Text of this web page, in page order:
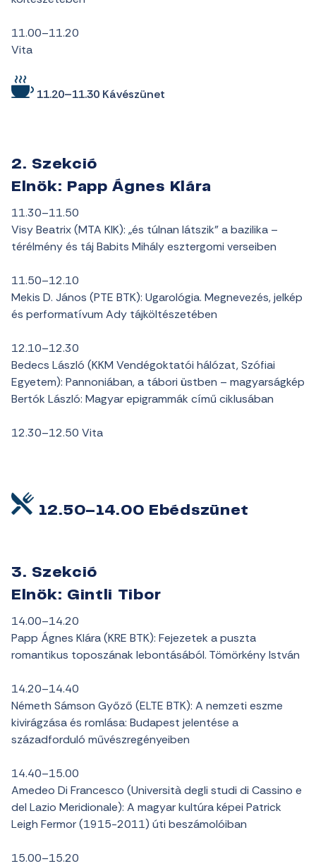
11.00–11.20
Vita
11.20–11.30 Kávészünet
2. Szekció
Elnök: Papp Ágnes Klára
11.30–11.50
Visy Beatrix (MTA KIK): „és túlnan látszik” a bazilika –
térélmény és táj Babits Mihály esztergomi verseiben
11.50–12.10
Mekis D. János (PTE BTK): Ugarológia. Megnevezés, jelkép
és performatívum Ady tájköltészetében
12.10–12.30
Bedecs László (KKM Vendégoktatói hálózat, Szófiai
Egyetem): Pannoniában, a tábori üstben – magyarságkép
Bertók László: Magyar epigrammák című ciklusában
12.30–12.50 Vita
12.50–14.00 Ebédszünet
3. Szekció
Elnök: Gintli Tibor
14.00–14.20
Papp Ágnes Klára (KRE BTK): Fejezetek a puszta
romantikus toposzának lebontásából. Tömörkény István
14.20–14.40
Németh Sámson Győző (ELTE BTK): A nemzeti eszme
kivirágzása és romlása: Budapest jelentése a
századforduló művészregényeiben
14.40–15.00
Amedeo Di Francesco (Università degli studi di Cassino e
del Lazio Meridionale): A magyar kultúra képei Patrick
Leigh Fermor (1915-2011) úti beszámolóiban
15.00–15.20